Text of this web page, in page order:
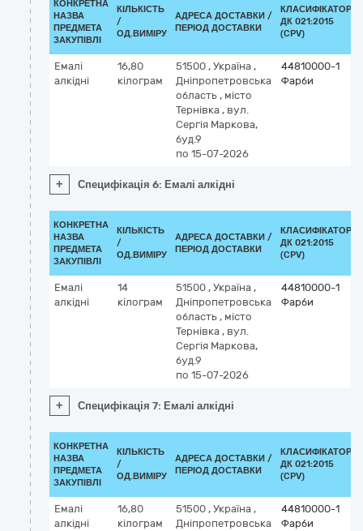
КОНКРЕТНА
НАЗВА
ПРЕДМЕТА
ЗАКУПІВЛІ
КІЛЬКІСТЬ
/
ОД.ВИМІРУ
АДРЕСА ДОСТАВКИ /
ПЕРІОД ДОСТАВКИ
КЛАСИФІКАТОР
ДК 021:2015
(CPV)
Емалі
алкідні
16,80
кілограм
51500 , Україна ,
Дніпропетровська
область , місто
Тернівка , вул.
Сергія Маркова,
буд.9
по 15-07-2026
44810000-1
Фарби
+ Специфікація 6: Емалі алкідні
КОНКРЕТНА
НАЗВА
ПРЕДМЕТА
ЗАКУПІВЛІ
КІЛЬКІСТЬ
/
ОД.ВИМІРУ
АДРЕСА ДОСТАВКИ /
ПЕРІОД ДОСТАВКИ
КЛАСИФІКАТОР
ДК 021:2015
(CPV)
Емалі
алкідні
14
кілограм
51500 , Україна ,
Дніпропетровська
область , місто
Тернівка , вул.
Сергія Маркова,
буд.9
по 15-07-2026
44810000-1
Фарби
+ Специфікація 7: Емалі алкідні
КОНКРЕТНА
НАЗВА
ПРЕДМЕТА
ЗАКУПІВЛІ
КІЛЬКІСТЬ
/
ОД.ВИМІРУ
АДРЕСА ДОСТАВКИ /
ПЕРІОД ДОСТАВКИ
КЛАСИФІКАТОР
ДК 021:2015
(CPV)
Емалі
алкідні
16,80
кілограм
51500 , Україна ,
Дніпропетровська
44810000-1
Фарби